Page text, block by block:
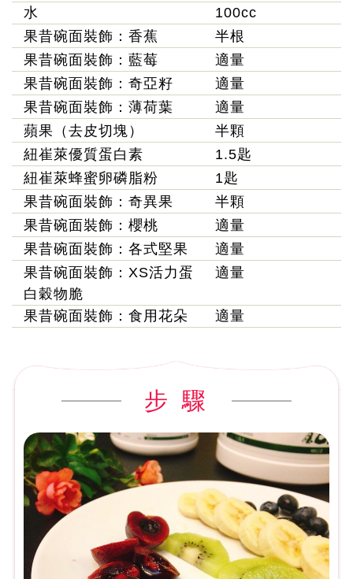
水
100cc
果昔碗面裝飾：香蕉
半根
果昔碗面裝飾：藍莓
適量
果昔碗面裝飾：奇亞籽
適量
果昔碗面裝飾：薄荷葉
適量
蘋果（去皮切塊）
半顆
紐崔萊優質蛋白素
1.5匙
紐崔萊蜂蜜卵磷脂粉
1匙
果昔碗面裝飾：奇異果
半顆
果昔碗面裝飾：櫻桃
適量
果昔碗面裝飾：各式堅果
適量
果昔碗面裝飾：XS活力蛋
白穀物脆
適量
果昔碗面裝飾：食用花朵 適量
步 驟